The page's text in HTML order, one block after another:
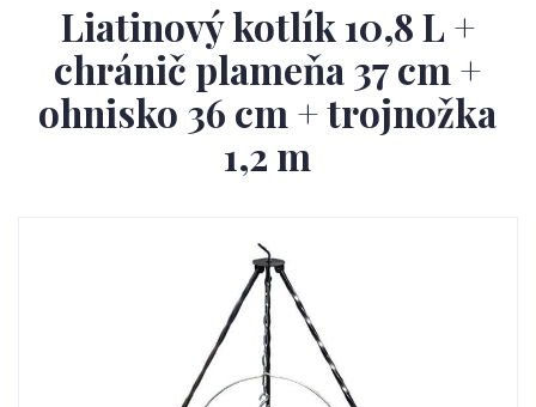
Liatinový kotlík 10,8 L +
chránič plameňa 37 cm +
ohnisko 36 cm + trojnožka
1,2 m